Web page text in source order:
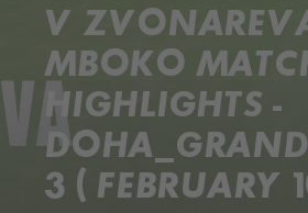
V
MBOKO
HIGHLIGHTS -
3 ( FEBRUARY